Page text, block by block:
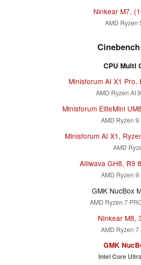
Ninkear M7,
AMD Ryzen
CPU Multi
Minisforum AI X1 Pro,
AMD Ryzen AI
Minisforum EliteMini
AMD Ryzen
Minisforum AI X1,
AMD
Alliwava GH8, R9
AMD Ryzen
GMK NucBox
AMD Ryzen 7
Ninkear M8,
AMD Ryzen
GMK
Intel Core